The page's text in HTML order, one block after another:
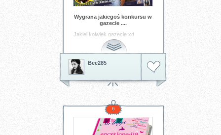
Wygrana jakiegoś konkursu w
gazecie ....
Jakiej kolwiek gazecie xd
Bee285 wygrana
konkursu gazecie
Bee285
6